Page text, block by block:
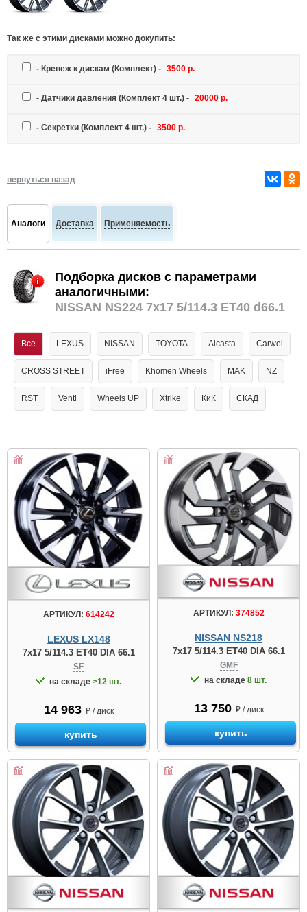
Так же c этими дисками можно докупить:
- Крепеж к дискам (Комплект) - 3500 р.
- Датчики давления (Комплект 4 шт.) - 20000 р.
- Секретки (Комплект 4 шт.) - 3500 р.
вернуться назад
Аналоги Доставка Применяемость
Подборка дисков с параметрами
аналогичными:
NISSAN NS224 7x17 5/114.3 ET40 d66.1
Все LEXUS NISSAN TOYOTA Alcasta Carwel
CROSS STREET iFree Khomen Wheels MAK NZ
RST Venti Wheels UP Xtrike КиК СКАД
АРТИКУЛ: 614242
LEXUS LX148
7x17 5/114.3 ET40 DIA 66.1
SF
на складе >12 шт.
14 963 ₽ / диск
купить
АРТИКУЛ: 374852
NISSAN NS218
7x17 5/114.3 ET40 DIA 66.1
GMF
на складе 8 шт.
13 750 ₽ / диск
купить